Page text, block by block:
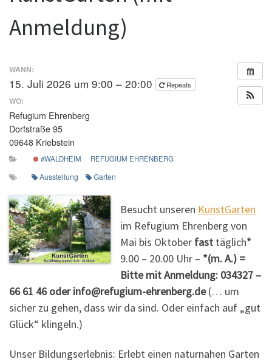
Anmeldung)
WANN:
15. Juli 2026 um 9:00 – 20:00 Repeats
WO:
Refugium Ehrenberg
Dorfstraße 95
09648 Kriebstein
#WALDHEIM REFUGIUM EHRENBERG
Ausstellung Garten
Besucht unseren KunstGarten
im Refugium Ehrenberg von
Mai bis Oktober fast täglich*
9.00 – 20.00 Uhr – *(m. A.) =
Bitte mit Anmeldung: 034327 –
66 61 46 oder info@refugium-ehrenberg.de(… um
sicher zu gehen, dass wir da sind. Oder einfach auf „gut
Glück“ klingeln.)
Unser Bildungserlebnis: Erlebt einen naturnahen Garten